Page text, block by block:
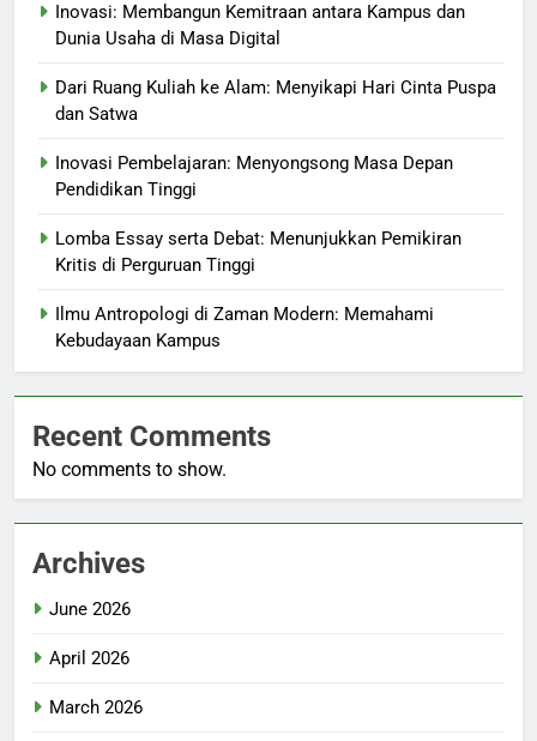
Inovasi: Membangun Kemitraan antara Kampus dan
Dunia Usaha di Masa Digital
Dari Ruang Kuliah ke Alam: Menyikapi Hari Cinta Puspa
dan Satwa
Inovasi Pembelajaran: Menyongsong Masa Depan
Pendidikan Tinggi
Lomba Essay serta Debat: Menunjukkan Pemikiran
Kritis di Perguruan Tinggi
Ilmu Antropologi di Zaman Modern: Memahami
Kebudayaan Kampus
Recent Comments
No comments to show.
Archives
June 2026
April 2026
March 2026